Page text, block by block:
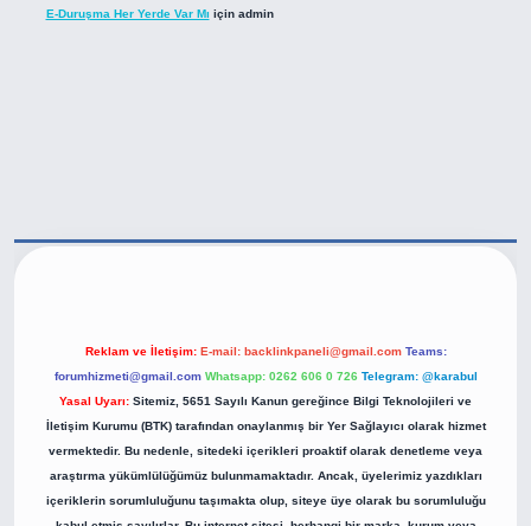
E-Duruşma Her Yerde Var Mı için admin
Reklam ve İletişim: E-mail: backlinkpaneli@gmail.com Teams:
forumhizmeti@gmail.com Whatsapp: 0262 606 0 726 Telegram: @karabul
Yasal Uyarı: Sitemiz, 5651 Sayılı Kanun gereğince Bilgi Teknolojileri ve
İletişim Kurumu (BTK) tarafından onaylanmış bir Yer Sağlayıcı olarak hizmet
vermektedir. Bu nedenle, sitedeki içerikleri proaktif olarak denetleme veya
araştırma yükümlülüğümüz bulunmamaktadır. Ancak, üyelerimiz yazdıkları
içeriklerin sorumluluğunu taşımakta olup, siteye üye olarak bu sorumluluğu